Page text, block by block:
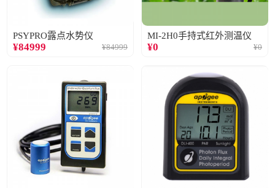
PSYPRO露点水势仪
¥84999 ¥84999
MI-2H0手持式红外测温仪
¥0 ¥0